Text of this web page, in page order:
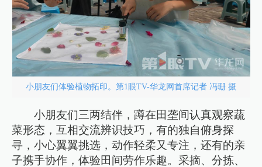
小朋友们体验植物拓印。第1眼TV-华龙网首席记者 冯珊 摄
小朋友们三两结伴，蹲在田垄间认真观察蔬
菜形态，互相交流辨识技巧，有的独自俯身探
寻，小心翼翼挑选，动作轻柔又专注，还有的亲
子携手协作，体验田间劳作乐趣。采摘、分拣、